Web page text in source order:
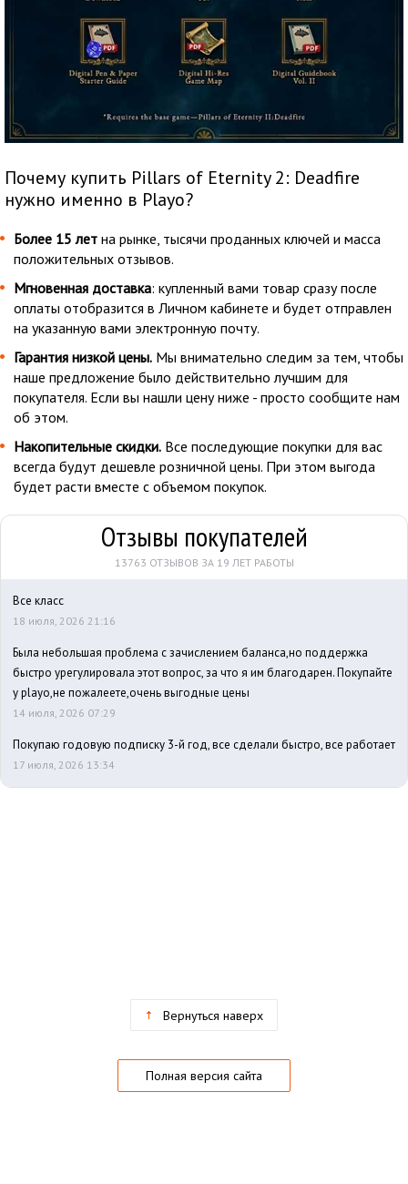
Почему купить Pillars of Eternity 2: Deadfire
нужно именно в Playo?
Более 15 лет на рынке, тысячи проданных ключей и масса
положительных отзывов.
Мгновенная доставка: купленный вами товар сразу после
оплаты отобразится в Личном кабинете и будет отправлен
на указанную вами электронную почту.
Гарантия низкой цены. Мы внимательно следим за тем, чтобы
наше предложение было действительно лучшим для
покупателя. Если вы нашли цену ниже - просто сообщите нам
об этом.
Накопительные скидки. Все последующие покупки для вас
всегда будут дешевле розничной цены. При этом выгода
будет расти вместе с объемом покупок.
Отзывы покупателей
13763 ОТЗЫВОВ ЗА 19 ЛЕТ РАБОТЫ
Все класс
18 июля, 2026 21:16
Была небольшая проблема с зачислением баланса,но поддержка
быстро урегулировала этот вопрос, за что я им благодарен. Покупайте
у playo,не пожалеете,очень выгодные цены
14 июля, 2026 07:29
Покупаю годовую подписку 3-й год, все сделали быстро, все работает
17 июля, 2026 13:34
Вернуться наверх
Полная версия сайта